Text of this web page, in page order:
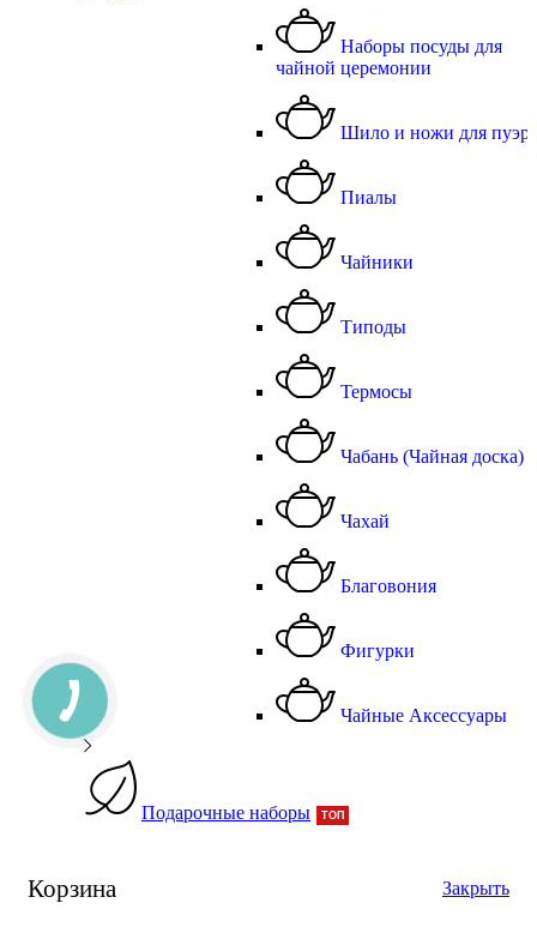
Наборы посуды для
чайной церемонии
Шило и ножи для пуэра
Пиалы
Чайники
Типоды
Термосы
Чабань (Чайная доска)
Чахай
Благовония
Фигурки
Чайные Аксессуары
Подарочные наборы ТОП
Корзина Закрыть